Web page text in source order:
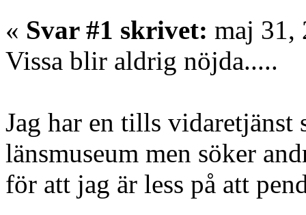
« Svar #1 skrivet: maj 31,
Vissa blir aldrig nöjda.....
Jag har en tills vidaretjänst
länsmuseum men söker
för att jag är less på att